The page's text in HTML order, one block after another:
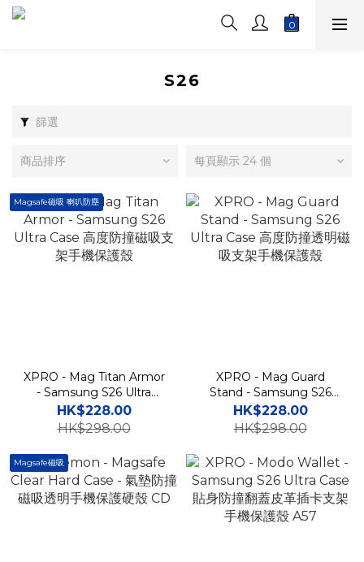
S26
篩選
商品排序 每頁顯示 24 個
Magsafe磁吸 喇叭防塵
XPRO - Mag Titan Armor
- Samsung S26 Ultra
Case 高度防撞磁吸支架手
機保護殼
HK$228.00
HK$298.00
XPRO - Mag Guard
Stand - Samsung S26
Ultra Case 高度防撞透明磁
吸支架手機保護殼
HK$228.00
HK$298.00
Magsafe磁吸